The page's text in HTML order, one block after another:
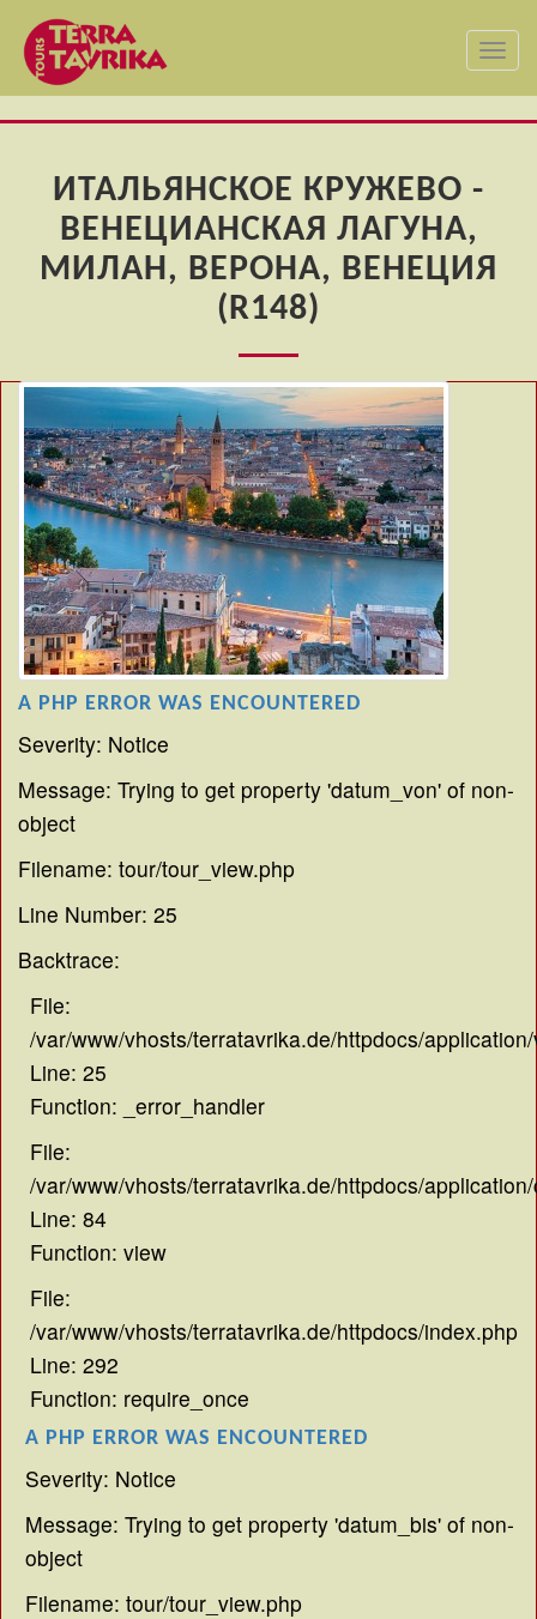
ИТАЛЬЯНСКОЕ КРУЖЕВО -
ВЕНЕЦИАНСКАЯ ЛАГУНА,
МИЛАН, ВЕРОНА, ВЕНЕЦИЯ
(R148)
A PHP ERROR WAS ENCOUNTERED
Severity: Notice
Message: Trying to get property 'datum_von' of non-
object
Filename: tour/tour_view.php
Line Number: 25
Backtrace:
File:
/var/www/vhosts/terratavrika.de/httpdocs/
Line: 25
Function: _error_handler
File:
/var/www/vhosts/terratavrika.de/httpdocs/
Line: 84
Function: view
File:
/var/www/vhosts/terratavrika.de/httpdocs/index.php
Line: 292
Function: require_once
A PHP ERROR WAS ENCOUNTERED
Severity: Notice
Message: Trying to get property 'datum_bis' of non-
object
Filename: tour/tour_view.php